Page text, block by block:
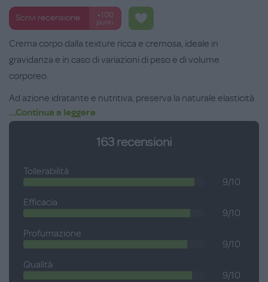
Scrivi recensione
+100
punti
Crema corpo dalla texture ricca e cremosa, ideale in
gravidanza e in caso di variazioni di peso e di volume
corporeo.
Ad azione idratante e nutritiva, preserva la naturale elasticità
della pelle, con doppia azione elasticizzante: in superficie e in
doppio peso molecolare, burro e oli vegetali. Contribuisce a
lenitiva di fitosteroli e pantenolo (3%)
Senza alcol, conservanti, siliconi.
Tubo da 200 ml.
...Continua a leggere
163 recensioni
Tollerabilità
9/10
Efficacia
9/10
Profumazione
9/10
Qualità
9/10